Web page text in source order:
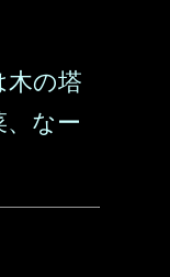
木の塔
なー